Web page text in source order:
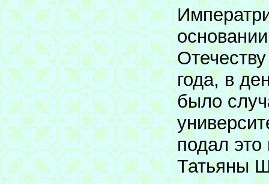
года, в
было
подал
Татьяны